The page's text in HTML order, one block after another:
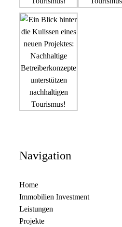
Navigation
Home
Immobilien Investment
Leistungen
Projekte